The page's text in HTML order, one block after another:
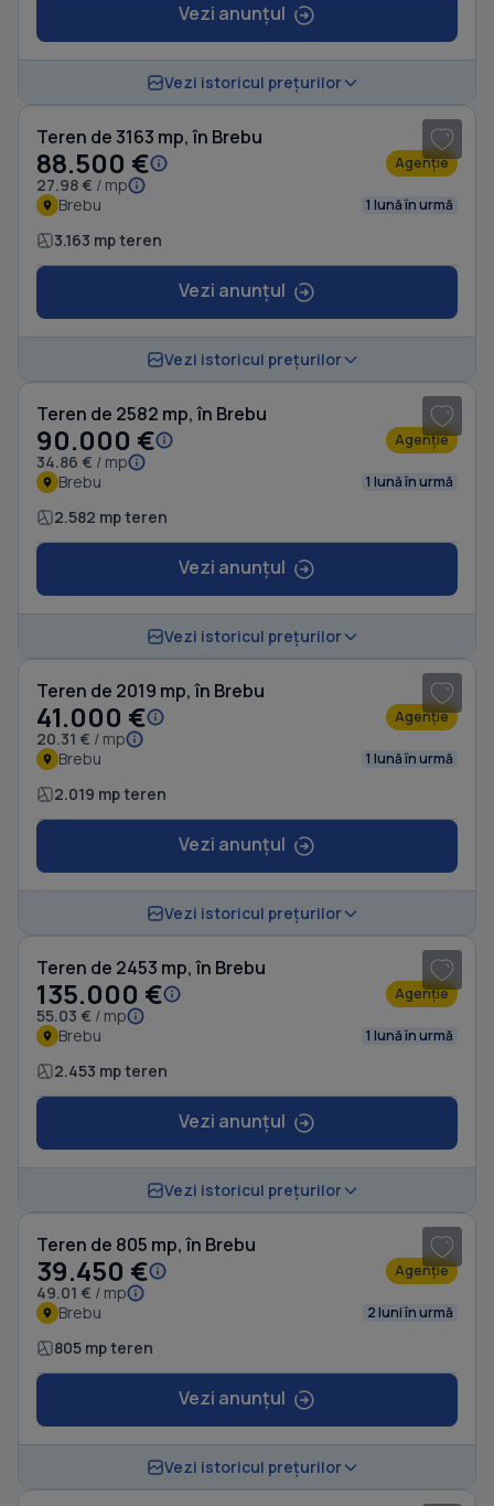
Vezi anunțul
Vezi istoricul prețurilor
Teren de 3163 mp, în Brebu
88.500 €
27.98 € / mp
Agenție
Brebu 1 lună în urmă
3.163 mp teren
Vezi anunțul
Vezi istoricul prețurilor
Teren de 2582 mp, în Brebu
90.000 €
34.86 € / mp
Agenție
Brebu 1 lună în urmă
2.582 mp teren
Vezi anunțul
Vezi istoricul prețurilor
Teren de 2019 mp, în Brebu
41.000 €
20.31 € / mp
Agenție
Brebu 1 lună în urmă
2.019 mp teren
Vezi anunțul
Vezi istoricul prețurilor
Teren de 2453 mp, în Brebu
135.000 €
55.03 € / mp
Agenție
Brebu 1 lună în urmă
2.453 mp teren
Vezi anunțul
Vezi istoricul prețurilor
Teren de 805 mp, în Brebu
39.450 €
49.01 € / mp
Agenție
Brebu 2 luni în urmă
805 mp teren
Vezi anunțul
Vezi istoricul prețurilor